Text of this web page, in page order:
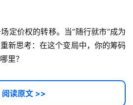
定价权的转移。当“随行就市”成为
新思考：在这个变局中，你的筹码
里？
阅读原文 >>